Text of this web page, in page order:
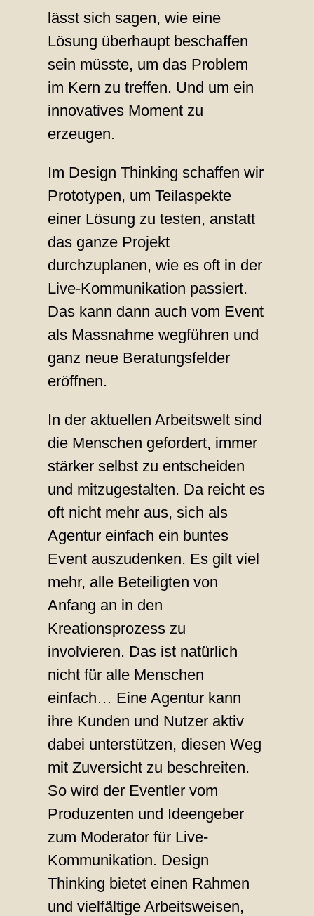
lässt sich sagen, wie eine
Lösung überhaupt beschaffen
sein müsste, um das Problem
im Kern zu treffen. Und um ein
innovatives Moment zu
erzeugen.
Im Design Thinking schaffen wir
Prototypen, um Teilaspekte
einer Lösung zu testen, anstatt
das ganze Projekt
durchzuplanen, wie es oft in der
Live-Kommunikation passiert.
Das kann dann auch vom Event
als Massnahme wegführen und
ganz neue Beratungsfelder
eröffnen.
In der aktuellen Arbeitswelt sind
die Menschen gefordert, immer
stärker selbst zu entscheiden
und mitzugestalten. Da reicht es
oft nicht mehr aus, sich als
Agentur einfach ein buntes
Event auszudenken. Es gilt viel
mehr, alle Beteiligten von
Anfang an in den
Kreationsprozess zu
involvieren. Das ist natürlich
nicht für alle Menschen
einfach… Eine Agentur kann
ihre Kunden und Nutzer aktiv
dabei unterstützen, diesen Weg
mit Zuversicht zu beschreiten.
So wird der Eventler vom
Produzenten und Ideengeber
zum Moderator für Live-
Kommunikation. Design
Thinking bietet einen Rahmen
und vielfältige Arbeitsweisen,